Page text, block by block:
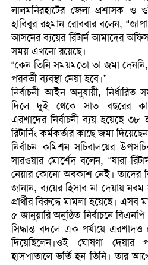
লালমনিরহাটের জেলা প্রশাসক ও
হাবিবুর রহমান রোববার বলেন,
আসনের ব্যয়ের রিটার্ন আমাদের
সময় এখনো রয়েছে।
“কেন তিনি সময়মতো তা জমা দেননি,
পরবর্তী ব্যবস্থা নেয়া হবে।”
নির্বাচনী আইন অনুযায়ী,
দিলে দুই থেকে সাত বছরের
এরশাদের নির্বাচনী ব্যয় হয়েছে ৩৮
রিটার্নিং কর্মকর্তার কাছে জমা
নির্বাচন কমিশন সচিবালয়ের
সারওয়ার মোর্শেদ বলেন, “যারা
নেয়ার কোনো অবকাশ নেই। তাদের
জানান, ব্যয়ের হিসাব না দেয়ায়
প্রার্থীর বিরুদ্ধে মামলা হয়েছে।
৫ জানুয়ারি অনুষ্ঠিত নির্বাচনে
সিদ্ধান্ত বদলে এক পর্যায়ে
দিয়েছিলেন।ওই ঘোষণা দেয়ার
হাসপাতালে ভর্তি হন তিনি। তার